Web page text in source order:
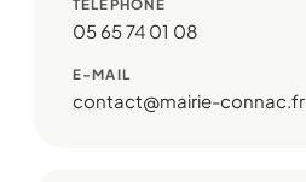
TÉLÉPHONE
05 65 74 01 08
E-MAIL
contact@mairie-connac.fr